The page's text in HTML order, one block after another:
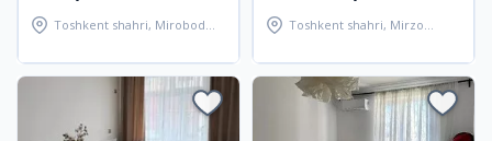
Toshkent shahri, Mirobod
Toshkent shahri, Mirzo